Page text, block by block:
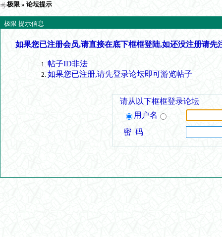
极限 » 论坛提示
极限 提示信息
如果您已注册会员,请直接在底下框框登陆,如还没注册请先
帖子ID非法
如果您已注册,请先登录论坛即可游览帖子
请从以下框框登录论坛
用户名
密 码